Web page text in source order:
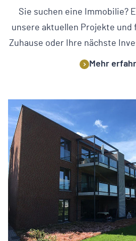
Sie suchen eine Immobilie?
unsere aktuellen Projekte und
Zuhause oder Ihre nächste
Mehr